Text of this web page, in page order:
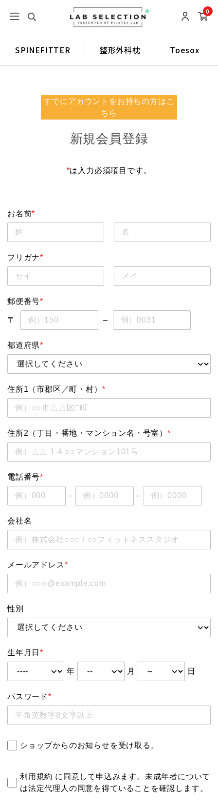
0
SPINEFITTER 整形外科枕 Toesox
すでにアカウントをお持ちの方はこ
ちら
新規会員登録
*は入力必須項目です。
お名前*
フリガナ*
郵便番号*
〒 –
都道府県*
住所1（市郡区／町・村） *
住所2（丁目・番地・マンション名・号室） *
電話番号*
– –
会社名
メールアドレス*
性別
生年月日*
年 月 日
パスワード*
ショップからのお知らせを受け取る。
利用規約 に同意して申込みます。未成年者について
は法定代理人の同意を得ていることを確認します。